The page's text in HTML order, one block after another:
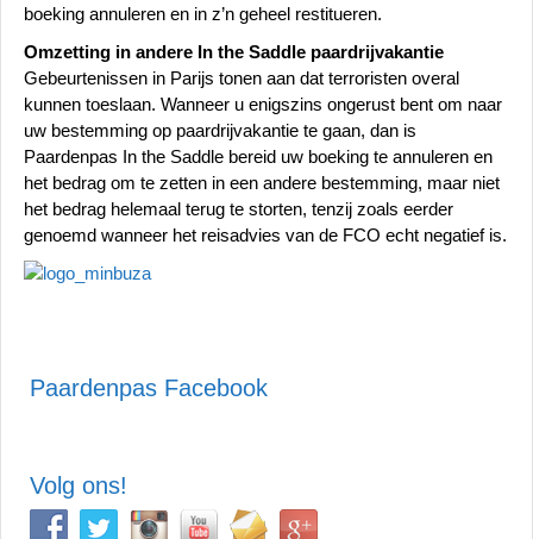
boeking annuleren en in z’n geheel restitueren.
Omzetting in andere In the Saddle paardrijvakantie
Gebeurtenissen in Parijs tonen aan dat terroristen overal
kunnen toeslaan. Wanneer u enigszins ongerust bent om naar
uw bestemming op paardrijvakantie te gaan, dan is
Paardenpas In the Saddle bereid uw boeking te annuleren en
het bedrag om te zetten in een andere bestemming, maar niet
het bedrag helemaal terug te storten, tenzij zoals eerder
genoemd wanneer het reisadvies van de FCO echt negatief is.
Paardenpas Facebook
Volg ons!